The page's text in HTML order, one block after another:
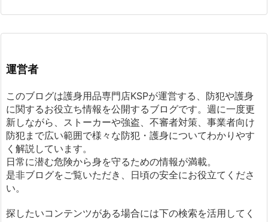
運営者
このブログは護身用品専門店KSPが運営する、防犯や護身
に関するお役立ち情報を公開するブログです。週に一度更
新しながら、ストーカーや強盗、不審者対策、事業者向け
防犯まで広い範囲で様々な防犯・護身についてわかりやす
く解説しています。
日常に潜む危険から身を守るための情報が満載。
是非ブログをご覧いただき、日頃の安全にお役立てくださ
い。
探したいコンテンツがある場合には下の検索を活用してく